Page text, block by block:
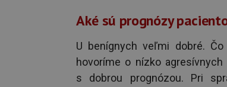
Aké sú prognózy
U benígnych veľmi dobré.
hovoríme o nízko
s dobrou prognózou. Pri